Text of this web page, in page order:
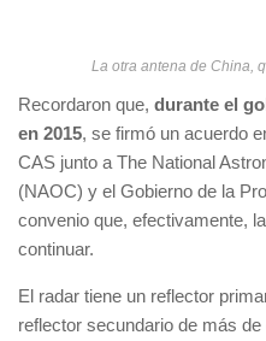
La otra antena de China,
Recordaron que, durante el
en 2015, se firmó un acuerdo
CAS junto a The National
(NAOC) y el Gobierno de la
convenio que, efectivamente,
continuar.
El radar tiene un reflector
reflector secundario de más